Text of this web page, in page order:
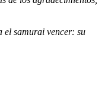
el samurai vencer: su